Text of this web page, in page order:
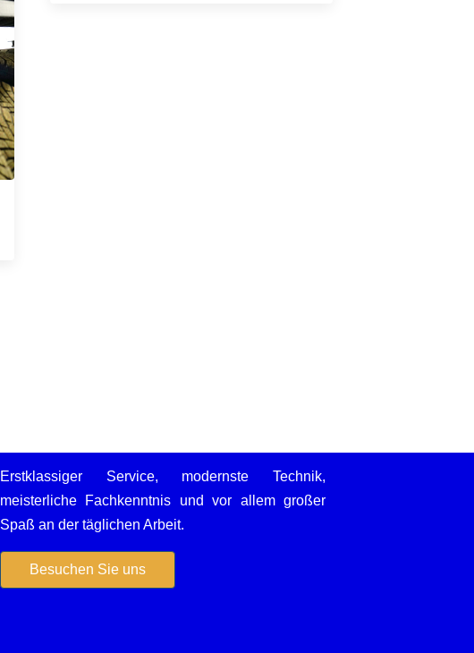
Erstklassiger Service, modernste Technik,
meisterliche Fachkenntnis und vor allem großer
Spaß an der täglichen Arbeit.
Besuchen Sie uns